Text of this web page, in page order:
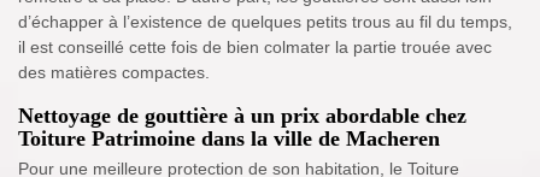
d’échapper à l’existence de quelques petits trous au fil du temps,
il est conseillé cette fois de bien colmater la partie trouée avec
des matières compactes.
Nettoyage de gouttière à un prix abordable chez
Toiture Patrimoine dans la ville de Macheren
Pour une meilleure protection de son habitation, le Toiture